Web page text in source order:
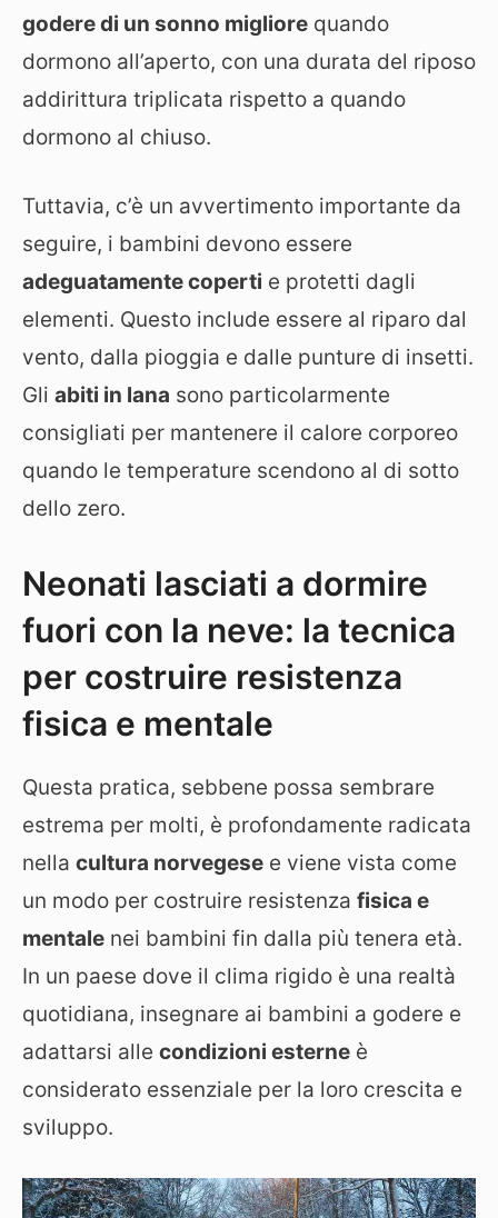
godere di un sonno migliore quando
dormono all’aperto, con una durata del riposo
addirittura triplicata rispetto a quando
dormono al chiuso.
Tuttavia, c’è un avvertimento importante da
seguire, i bambini devono essere
adeguatamente coperti e protetti dagli
elementi. Questo include essere al riparo dal
vento, dalla pioggia e dalle punture di insetti.
Gli abiti in lana sono particolarmente
consigliati per mantenere il calore corporeo
quando le temperature scendono al di sotto
dello zero.
Neonati lasciati a dormire
fuori con la neve: la tecnica
per costruire resistenza
fisica e mentale
Questa pratica, sebbene possa sembrare
estrema per molti, è profondamente radicata
nella cultura norvegese e viene vista come
un modo per costruire resistenza fisica e
mentale nei bambini fin dalla più tenera età.
In un paese dove il clima rigido è una realtà
quotidiana, insegnare ai bambini a godere e
adattarsi alle condizioni esterne è
considerato essenziale per la loro crescita e
sviluppo.